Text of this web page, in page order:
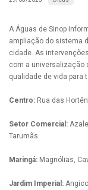
A Águas de Sinop
ampliação do sistema
cidade. As
com a universalização
qualidade de vida para
Centro: Rua das
Setor Comercial:
Tarumãs.
Maringá: Magnólias,
Jardim Imperial: